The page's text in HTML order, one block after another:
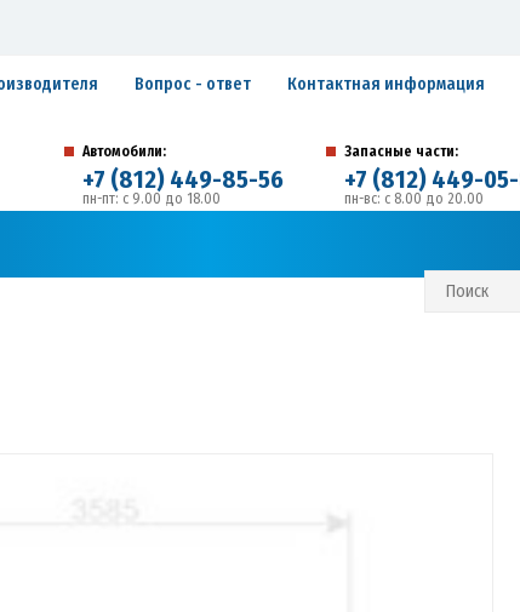
Вопрос - ответ Контактная информация
Автомобили:
+7 (812) 449-85-56
пн-пт: с 9.00 до 18.00
Запасные части:
+7 (812) 449-
пн-вс: с 8.00 до 20.00